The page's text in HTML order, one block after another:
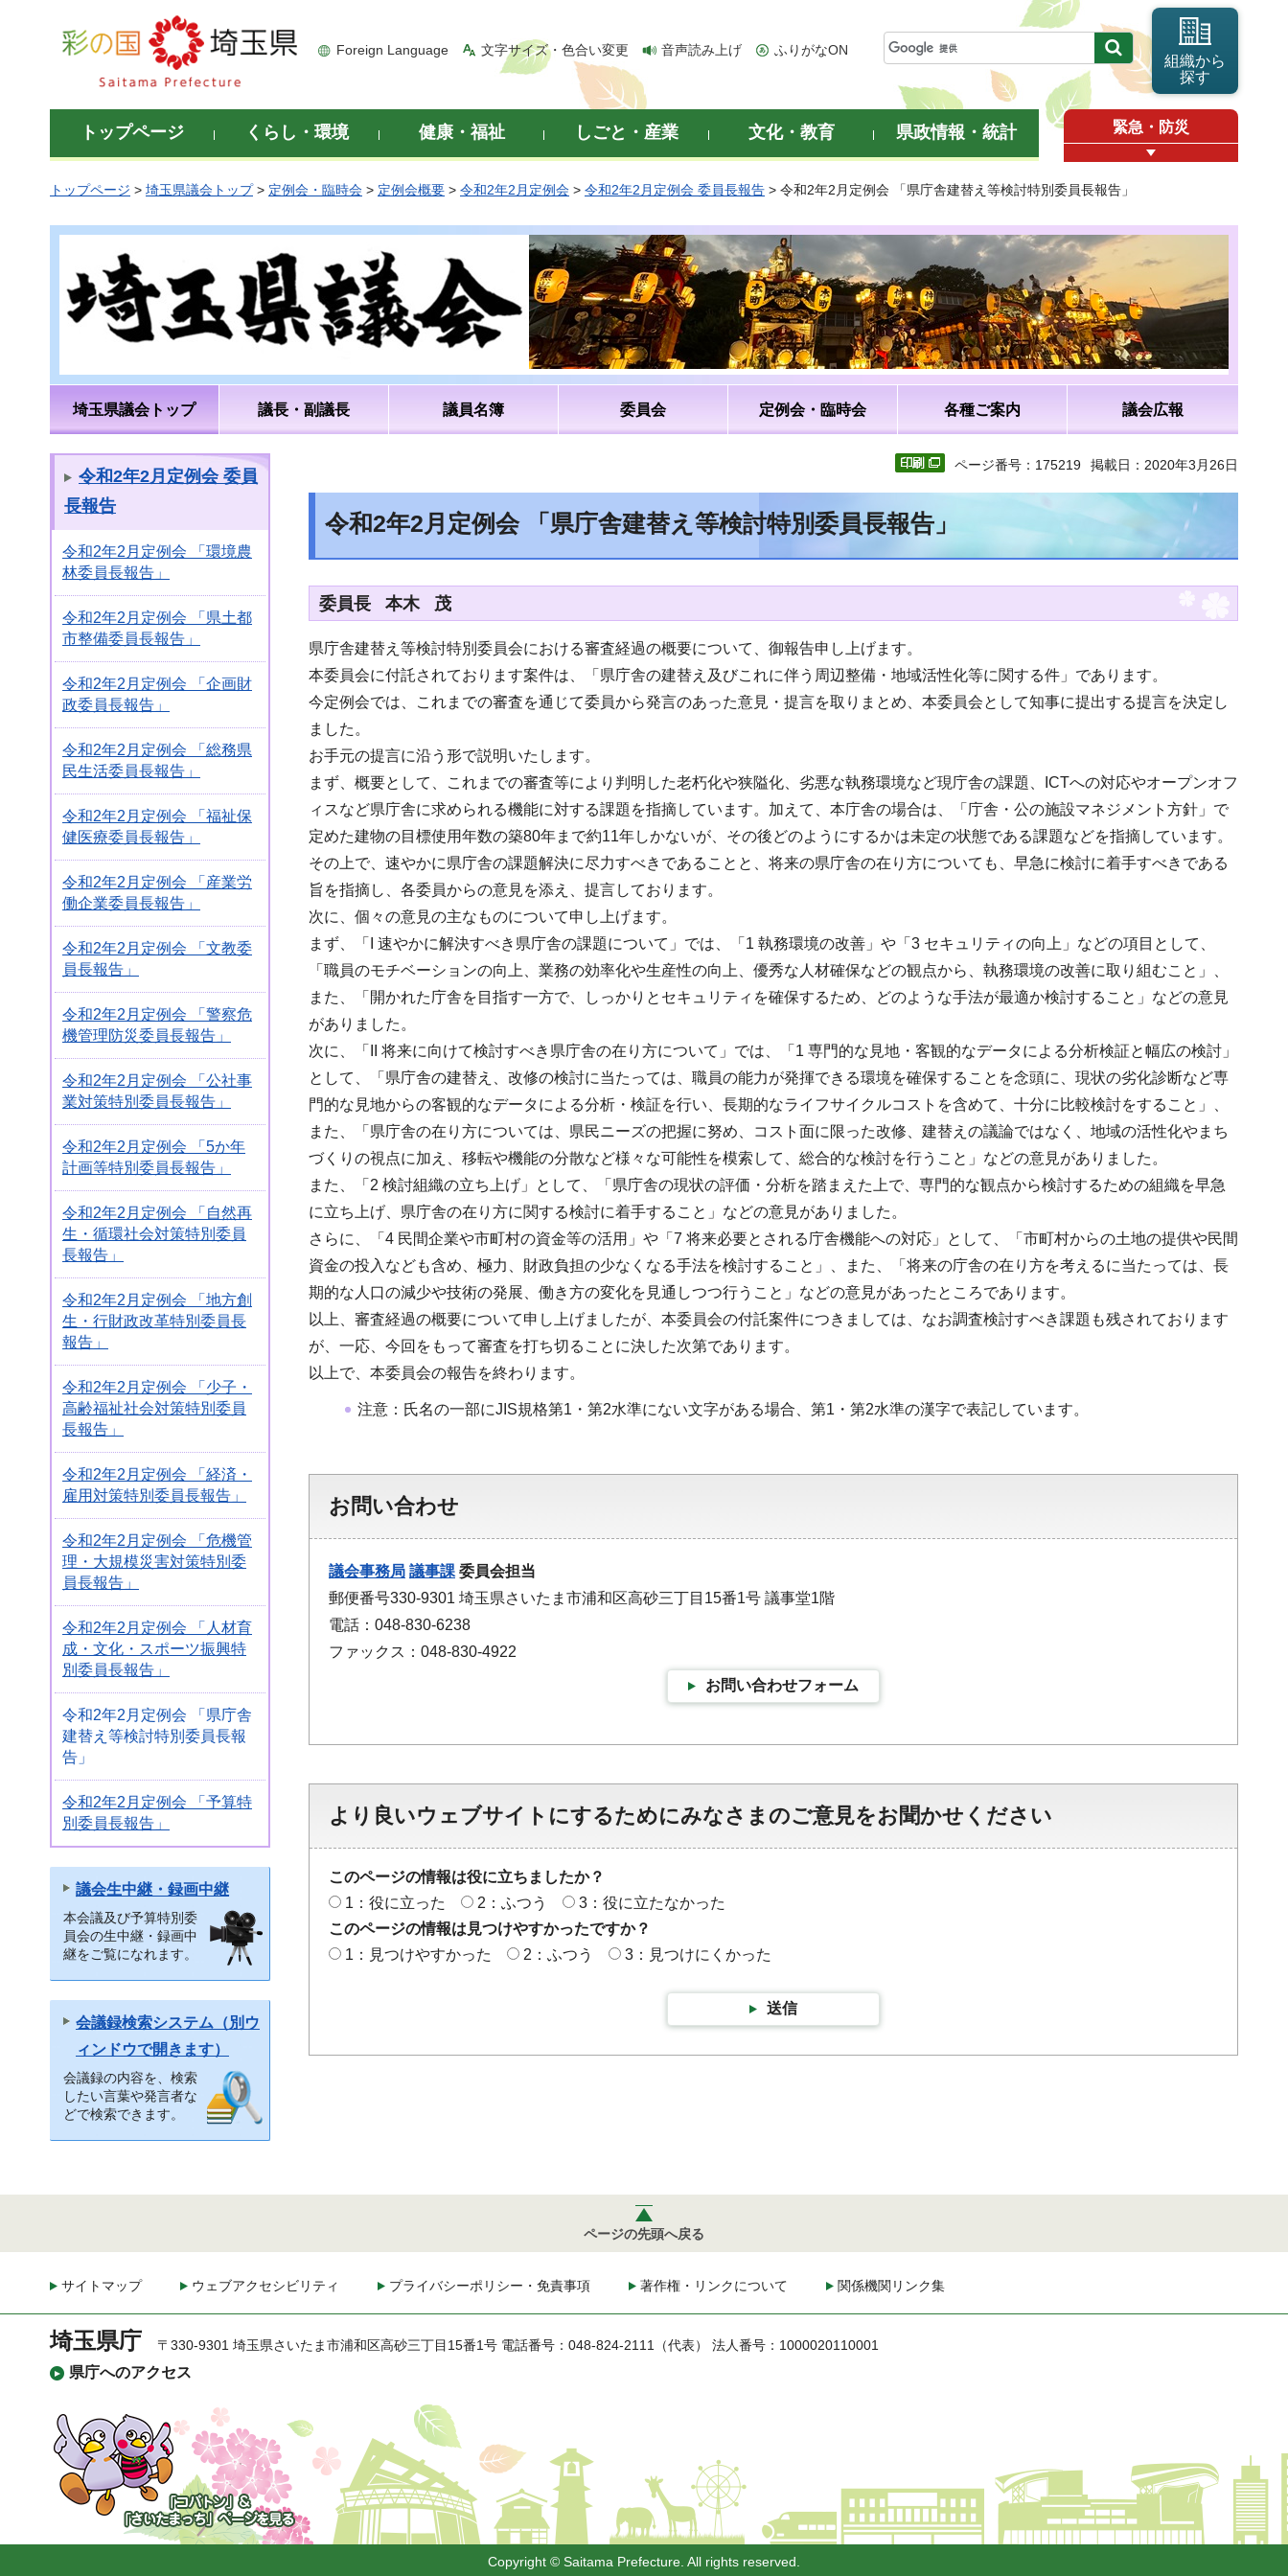
彩の国 埼玉県
Foreign Language 文字サイズ・色合い変更 音声読み上げ ふりがなON
組織から
探す
トップページ くらし・環境 健康・福祉 しごと・産業 文化・教育 県政情報・統計 緊急・防災
トップページ > 埼玉県議会トップ> 定例会・臨時会 > 定例会概要 > 令和2年2月定例会 > 令和2年2月定例会 委員長報告 > 令和2年2月定例会 「県庁舎建替え等検討特別委員長報告」
埼玉県議会トップ 議長・副議長 議員名簿 委員会 定例会・臨時会 各種ご案内 議会広報
令和2年2月定例会 委員
長報告
令和2年2月定例会 「環境農
林委員長報告」
令和2年2月定例会 「県土都
市整備委員長報告」
令和2年2月定例会 「企画財
政委員長報告」
令和2年2月定例会 「総務県
民生活委員長報告」
令和2年2月定例会 「福祉保
健医療委員長報告」
令和2年2月定例会 「産業労
働企業委員長報告」
令和2年2月定例会 「文教委
員長報告」
令和2年2月定例会 「警察危
機管理防災委員長報告」
令和2年2月定例会 「公社事
業対策特別委員長報告」
令和2年2月定例会 「5か年
計画等特別委員長報告」
令和2年2月定例会 「自然再
生・循環社会対策特別委員
長報告」
令和2年2月定例会 「地方創
生・行財政改革特別委員長
報告」
令和2年2月定例会 「少子・
高齢福祉社会対策特別委員
長報告」
令和2年2月定例会 「経済・
雇用対策特別委員長報告」
令和2年2月定例会 「危機管
理・大規模災害対策特別委
員長報告」
令和2年2月定例会 「人材育
成・文化・スポーツ振興特
別委員長報告」
令和2年2月定例会 「県庁舎
建替え等検討特別委員長報
告」
令和2年2月定例会 「予算特
別委員長報告」
議会生中継・録画中継
本会議及び予算特別委
員会の生中継・録画中
継をご覧になれます。
会議録検索システム（別ウ
ィンドウで開きます）
会議録の内容を、検索
したい言葉や発言者な
どで検索できます。
ページ番号：175219 掲載日：2020年3月26日
令和2年2月定例会 「県庁舎建替え等検討特別委員長報告」
委員長 本木 茂
県庁舎建替え等検討特別委員会における審査経過の概要について、御報告申し上げます。
本委員会に付託されております案件は、「県庁舎の建替え及びこれに伴う周辺整備・地域活性化等に関する件」であります。
今定例会では、これまでの審査を通じて委員から発言のあった意見・提言を取りまとめ、本委員会として知事に提出する提言を決定し
ました。
お手元の提言に沿う形で説明いたします。
まず、概要として、これまでの審査等により判明した老朽化や狭隘化、劣悪な執務環境など現庁舎の課題、ICTへの対応やオープンオフ
ィスなど県庁舎に求められる機能に対する課題を指摘しています。加えて、本庁舎の場合は、「庁舎・公の施設マネジメント方針」で
定めた建物の目標使用年数の築80年まで約11年しかないが、その後どのようにするかは未定の状態である課題などを指摘しています。
その上で、速やかに県庁舎の課題解決に尽力すべきであることと、将来の県庁舎の在り方についても、早急に検討に着手すべきである
旨を指摘し、各委員からの意見を添え、提言しております。
次に、個々の意見の主なものについて申し上げます。
まず、「I 速やかに解決すべき県庁舎の課題について」では、「1 執務環境の改善」や「3 セキュリティの向上」などの項目として、
「職員のモチベーションの向上、業務の効率化や生産性の向上、優秀な人材確保などの観点から、執務環境の改善に取り組むこと」、
また、「開かれた庁舎を目指す一方で、しっかりとセキュリティを確保するため、どのような手法が最適か検討すること」などの意見
がありました。
次に、「II 将来に向けて検討すべき県庁舎の在り方について」では、「1 専門的な見地・客観的なデータによる分析検証と幅広の検討」
として、「県庁舎の建替え、改修の検討に当たっては、職員の能力が発揮できる環境を確保することを念頭に、現状の劣化診断など専
門的な見地からの客観的なデータによる分析・検証を行い、長期的なライフサイクルコストを含めて、十分に比較検討をすること」、
また、「県庁舎の在り方については、県民ニーズの把握に努め、コスト面に限った改修、建替えの議論ではなく、地域の活性化やまち
づくりの視点に加え、移転や機能の分散など様々な可能性を模索して、総合的な検討を行うこと」などの意見がありました。
また、「2 検討組織の立ち上げ」として、「県庁舎の現状の評価・分析を踏まえた上で、専門的な観点から検討するための組織を早急
に立ち上げ、県庁舎の在り方に関する検討に着手すること」などの意見がありました。
さらに、「4 民間企業や市町村の資金等の活用」や「7 将来必要とされる庁舎機能への対応」として、「市町村からの土地の提供や民間
資金の投入なども含め、極力、財政負担の少なくなる手法を検討すること」、また、「将来の庁舎の在り方を考えるに当たっては、長
期的な人口の減少や技術の発展、働き方の変化を見通しつつ行うこと」などの意見があったところであります。
以上、審査経過の概要について申し上げましたが、本委員会の付託案件につきましては、なお調査検討すべき課題も残されております
が、一応、今回をもって審査を打ち切ることに決した次第であります。
以上で、本委員会の報告を終わります。
注意：氏名の一部にJIS規格第1・第2水準にない文字がある場合、第1・第2水準の漢字で表記しています。
お問い合わせ
議会事務局 議事課 委員会担当
郵便番号330-9301 埼玉県さいたま市浦和区高砂三丁目15番1号 議事堂1階
電話：048-830-6238
ファックス：048-830-4922
お問い合わせフォーム
より良いウェブサイトにするためにみなさまのご意見をお聞かせください
このページの情報は役に立ちましたか？
1：役に立った
2：ふつう
3：役に立たなかった
このページの情報は見つけやすかったですか？
1：見つけやすかった
2：ふつう 3：見つけにくかった
送信
ページの先頭へ戻る
サイトマップ ウェブアクセシビリティ プライバシーポリシー・免責事項 著作権・リンクについて 関係機関リンク集
埼玉県庁
県庁へのアクセス
〒330-9301 埼玉県さいたま市浦和区高砂三丁目15番1号 電話番号：048-824-2111（代表） 法人番号：1000020110001
「コバトン」&「さいた
まっち」
Copyright © Saitama Prefecture. All rights reserved.